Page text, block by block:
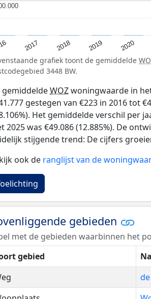
2017 2018 2019 2020
grafiek toont de gemiddelde
3448 BW.
gemiddeldeWOZwoningwaarde in
gestegen van €223 in 2016 tot
Het gemiddelde verschil per
2025 was €49.086 (12.885%). De
stijgende trend: De cijfers
ook de ranglijst van de
gebieden
met de gebieden waarbinnen het
gebied